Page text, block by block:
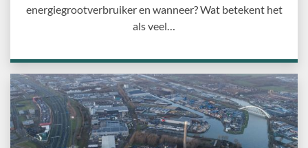
energiegrootverbruiker en wanneer? Wat betekent het
als veel…